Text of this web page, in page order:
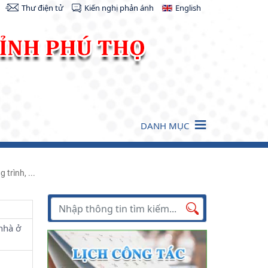
Thư điện tử Kiến nghị phản ánh English
DANH MỤC
trình, ...
ở
Tìm kiếm
Tìm
kiếm